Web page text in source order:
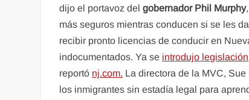
dijo el portavoz delgobernador Phil Murphy
más seguros mientras conducen si se les
recibir pronto licencias de conducir en
indocumentados. Ya se introdujo legislación
reportó nj.com. La directora de la MVC,
los inmigrantes sin estadía legal para